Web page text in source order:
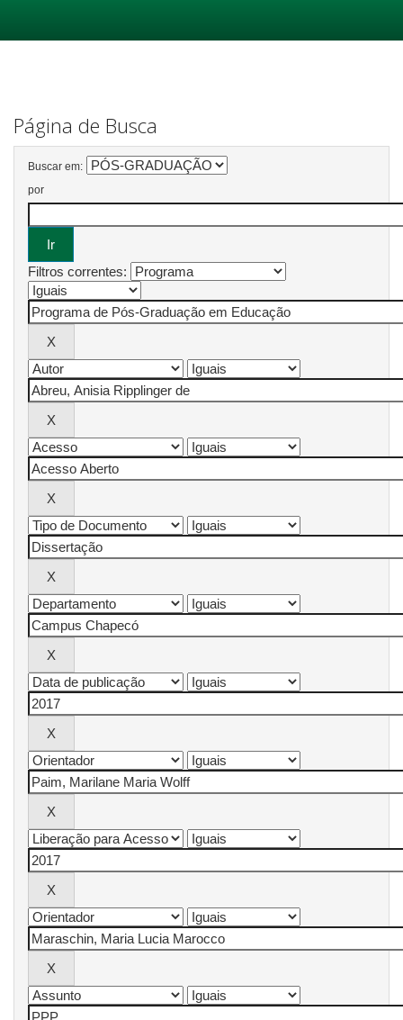
Página de Busca
Buscar em:
por
Filtros correntes: